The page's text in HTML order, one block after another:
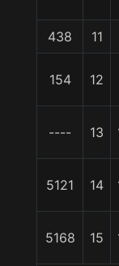
438 11
154 12
---- 13
5121 14
5168 15